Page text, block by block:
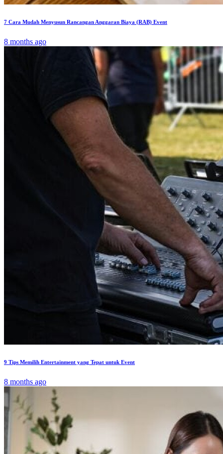
7 Cara Mudah Menyusun Rancangan Anggaran Biaya (RAB) Event
8 months ago
9 Tips Memilih Entertainment yang Tepat untuk Event
8 months ago